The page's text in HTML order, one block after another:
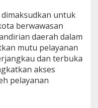
untuk
berwawasan
daerah dalam
mutu pelayanan
dan terbuka
akses
pelayanan